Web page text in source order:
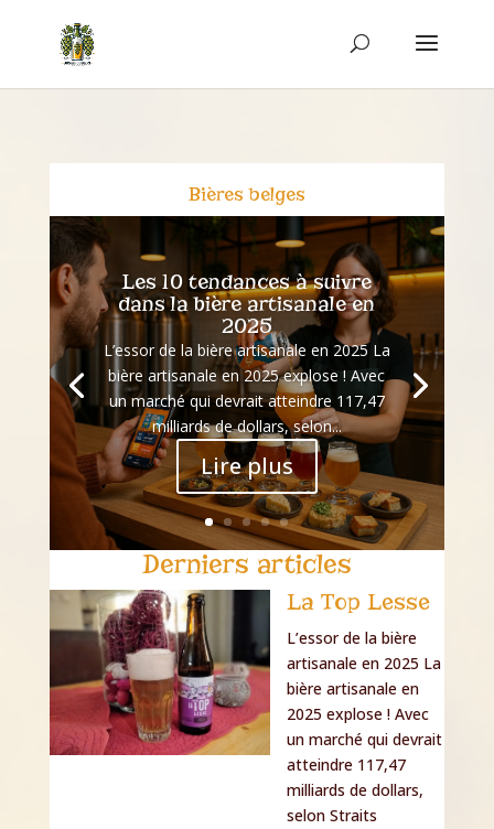
Bières belges
Les 10 tendances à suivre
dans la bière artisanale en
2025
L’essor de la bière artisanale en 2025 La
bière artisanale en 2025 explose ! Avec
un marché qui devrait atteindre 117,47
milliards de dollars, selon...
Lire plus
Derniers articles
La Top Lesse
L’essor de la bière
artisanale en 2025 La
bière artisanale en
2025 explose ! Avec
un marché qui devrait
atteindre 117,47
milliards de dollars,
selon Straits